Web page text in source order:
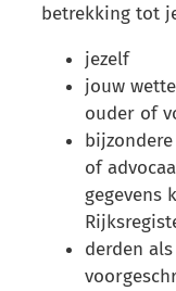
betrekking tot
jezelf
jouw
ouder of
of
gegevens
derden